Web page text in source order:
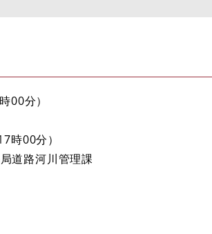
00分）
時00分）
道路河川管理課